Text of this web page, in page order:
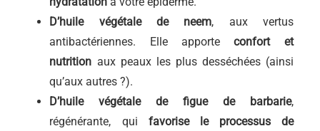
D’huile végétale de neem, aux vertus
antibactériennes. Elle apporteconfort et
nutrition aux peaux les plus desséchées (ainsi
qu’aux autres ?).
D’huile végétale de figue de barbarie,
régénérante, qui favorise le processus de